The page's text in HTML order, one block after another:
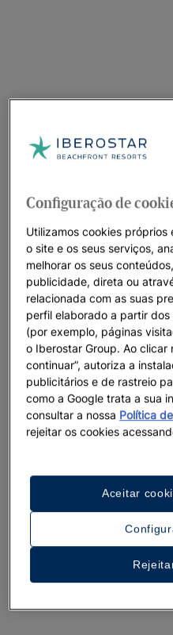
Configuração de
Utilizamos cookies
o site e os seus serviços,
melhorar os seus
publicidade, direta ou
relacionada com as suas
perfil elaborado a partir
(por exemplo, páginas
o Iberostar Group. Ao clicar
continuar”, autoriza a
publicitários e de rastreio
como a Google trata a sua
consultar a nossa Política
rejeitar os cookies
Aceitar